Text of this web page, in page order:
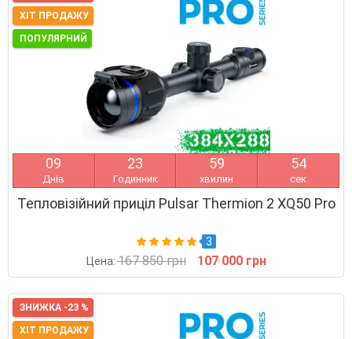
ХІТ ПРОДАЖУ
ПОПУЛЯРНИЙ
09
Днів
23
Годинник
59
хвилин
53
сек
Тепловізійний приціл Pulsar Thermion 2 XQ50 Pro
3
Цена:167 850 грн 107 000 грн
ЗНИЖКА -23 %
ХІТ ПРОДАЖУ